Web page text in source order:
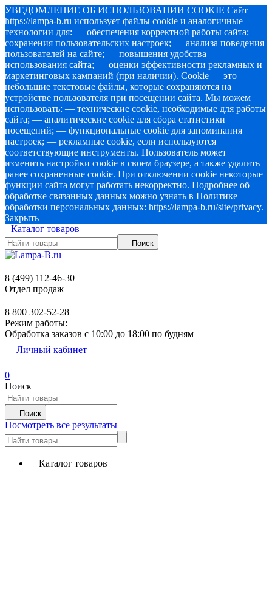
УВЕДОМЛЕНИЕ ОБ ИСПОЛЬЗОВАНИИ COOKIE Сайт
https://lampa-b.ru использует файлы cookie и аналогичные
технологии для: — обеспечения корректной работы сайта; —
сохранения пользовательских настроек; — анализа поведения
пользователей на сайте; — повышения удобства
использования сайта; — оценки эффективности рекламных и
маркетинговых кампаний (при наличии). Cookie — это
небольшие текстовые файлы, которые сохраняются на
устройстве пользователя при посещении сайта. Мы можем
использовать: — технические cookie, необходимые для работы
сайта; — аналитические cookie для сбора статистики
посещений; — функциональные cookie для запоминания
настроек; — рекламные cookie, если используются
соответствующие инструменты. Пользователь может
изменить настройки cookie в своем браузере, а также удалить
ранее сохраненные cookie. При отключении cookie некоторые
функции сайта могут работать некорректно. Подробнее об
обработке связанных данных можно узнать в Политике
обработки персональных данных: https://lampa-b.ru/site/privacy.
Закрыть
Каталог товаров
Поиск
8 (499) 112-46-30
Отдел продаж
8 800 302-52-28
Режим работы:
Обработка заказов с 10:00 до 18:00 по будням
Личный кабинет
0
Поиск
Поиск
Посмотреть все результаты
Каталог товаров